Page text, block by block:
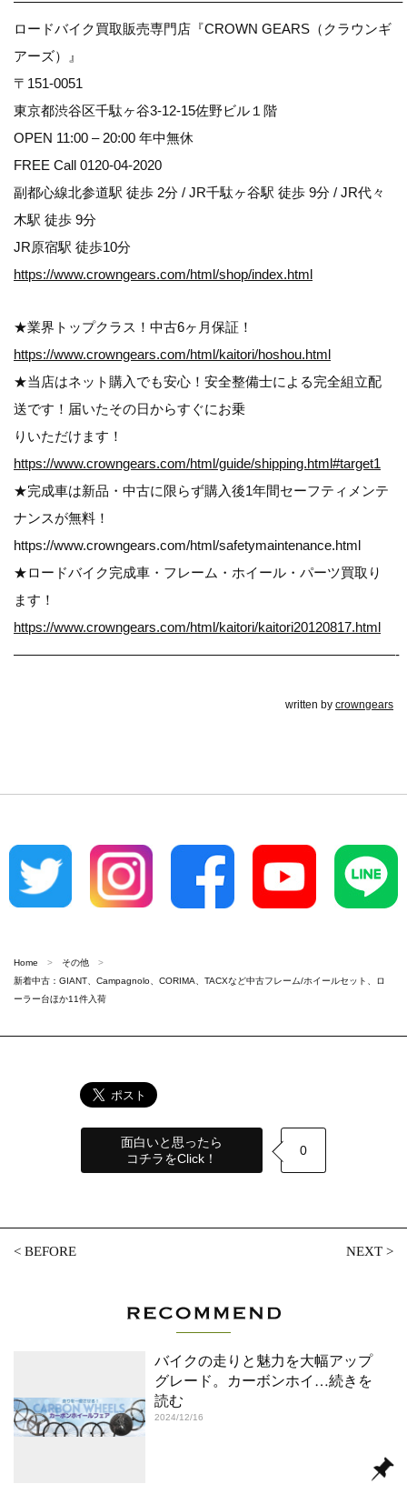
ロードバイク買取販売専門店『CROWN GEARS（クラウンギ
アーズ）』
〒151-0051
東京都渋谷区千駄ヶ谷3-12-15佐野ビル１階
OPEN 11:00 – 20:00 年中無休
FREE Call 0120-04-2020
副都心線北参道駅 徒歩 2分 / JR千駄ヶ谷駅 徒歩 9分 / JR代々
木駅 徒歩 9分
JR原宿駅 徒歩10分
https://www.crowngears.com/html/shop/index.html
★業界トップクラス！中古6ヶ月保証！
https://www.crowngears.com/html/kaitori/hoshou.html
★当店はネット購入でも安心！安全整備士による完全組立配
送です！届いたその日からすぐにお乗
りいただけます！
https://www.crowngears.com/html/guide/shipping.html#target1
★完成車は新品・中古に限らず購入後1年間セーフティメンテ
ナンスが無料！
https://www.crowngears.com/html/safetymaintenance.html
★ロードバイク完成車・フレーム・ホイール・パーツ買取り
ます！
https://www.crowngears.com/html/kaitori/kaitori20120817.html
————————————————————————————-
written by crowngears
Home
その他
新着中古：GIANT、Campagnolo、CORIMA、TACXなど中古フレーム/ホイールセット、ロ
ーラー台ほか11件入荷
面白いと思ったら
コチラをClick！
0
<BEFORE NEXT>
バイクの走りと魅力を大幅アップ
グレード。カーボンホイ …続きを
読む
2024/12/16